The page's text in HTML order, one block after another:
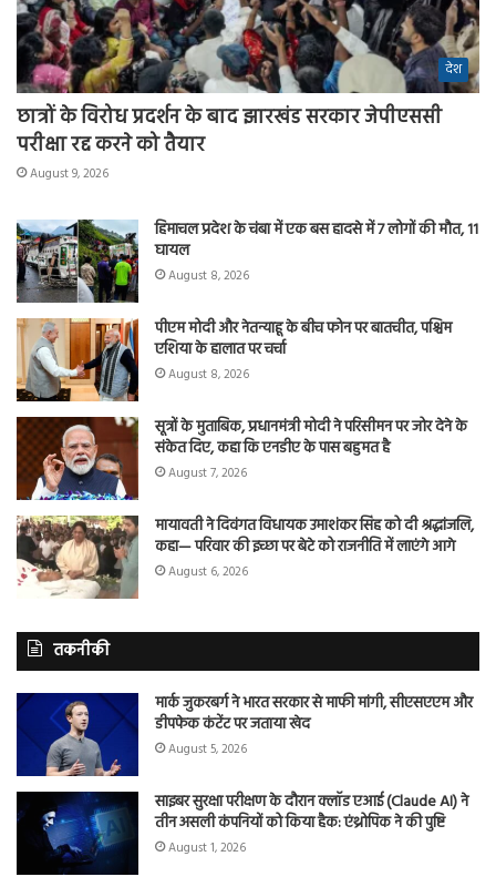
देश
छात्रों के विरोध प्रदर्शन के बाद झारखंड सरकार जेपीएससी
परीक्षा रद्द करने को तैयार
August 9, 2026
हिमाचल प्रदेश के चंबा में एक बस हादसे में 7 लोगों की मौत, 11
घायल
August 8, 2026
पीएम मोदी और नेतन्याहू के बीच फोन पर बातचीत, पश्चिम
एशिया के हालात पर चर्चा
August 8, 2026
सूत्रों के मुताबिक, प्रधानमंत्री मोदी ने परिसीमन पर जोर देने के
संकेत दिए, कहा कि एनडीए के पास बहुमत है
August 7, 2026
मायावती ने दिवंगत विधायक उमाशंकर सिंह को दी श्रद्धांजलि,
कहा— परिवार की इच्छा पर बेटे को राजनीति में लाएंगे आगे
August 6, 2026
तकनीकी
मार्क जुकरबर्ग ने भारत सरकार से माफी मांगी, सीएसएएम और
डीपफेक कंटेंट पर जताया खेद
August 5, 2026
साइबर सुरक्षा परीक्षण के दौरान क्लॉड एआई (Claude AI) ने
तीन असली कंपनियों को किया हैक: एंथ्रोपिक ने की पुष्टि
August 1, 2026